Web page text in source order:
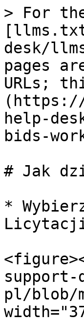
> For
desk/
pages
URLs;
help-
bids-
# Jak
*
support-
pl/blob/